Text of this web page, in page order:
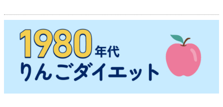
2.
最
ダ
イ
エ